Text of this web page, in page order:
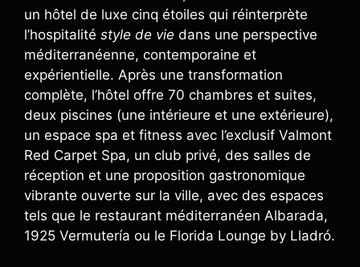
un hôtel de luxe cinq étoiles qui réinterprète
l’hospitalité style de vie dans une perspective
méditerranéenne, contemporaine et
expérientielle. Après une transformation
complète, l’hôtel offre 70 chambres et suites,
deux piscines (une intérieure et une extérieure),
un espace spa et fitness avec l’exclusif Valmont
Red Carpet Spa, un club privé, des salles de
réception et une proposition gastronomique
vibrante ouverte sur la ville, avec des espaces
tels que le restaurant méditerranéen Albarada,
1925 Vermutería ou le Florida Lounge by Lladró.